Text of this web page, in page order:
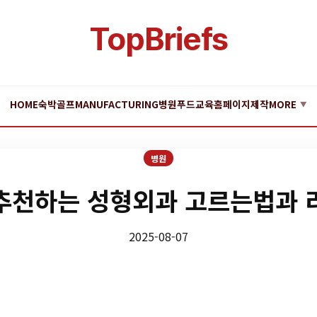
TopBriefs
HOME숙박골프MANUFACTURING병원푸드교육홈페이지제작MORE ▼
병원
천하는 성형외과 고르는법과
2025-08-07